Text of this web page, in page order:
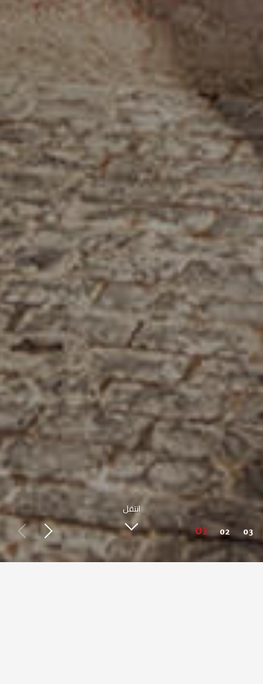
انتقل
الصفحة الرئيسية
قصتنا
قائمة الطعام
فرعنا
صالات الطعام الخاصة
وظائف
INFO@SOBHYKABER.SA
+966 9200 13266
مطعم صبحي كابر
ENGLISH
|اللغة العربية
© حقوق النشر 2021 صبحي كابر. مدعوم من WAK INTERNATIONAL